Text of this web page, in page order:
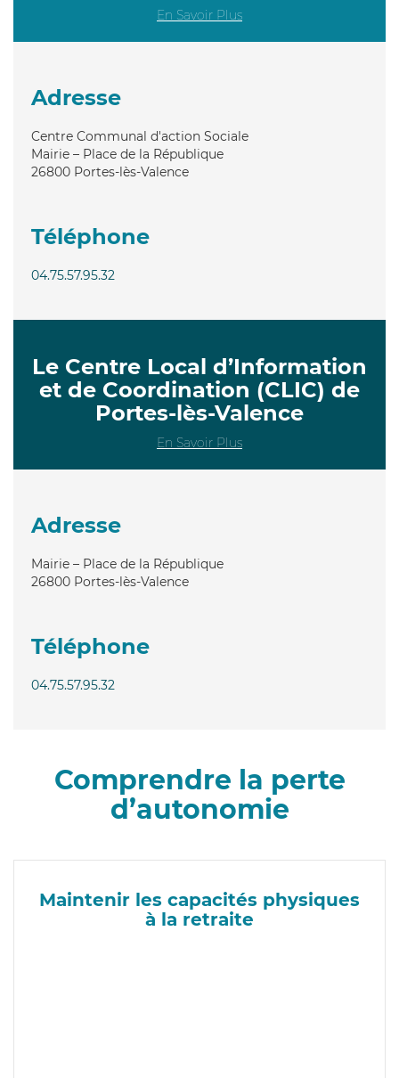
En Savoir Plus
Adresse
Centre Communal d'action Sociale
Mairie – Place de la République
26800 Portes-lès-Valence
Téléphone
04.75.57.95.32
Le Centre Local d’Information
et de Coordination (CLIC) de
Portes-lès-Valence
En Savoir Plus
Adresse
Mairie – Place de la République
26800 Portes-lès-Valence
Téléphone
04.75.57.95.32
Comprendre la perte
d’autonomie
Maintenir les capacités physiques
à la retraite